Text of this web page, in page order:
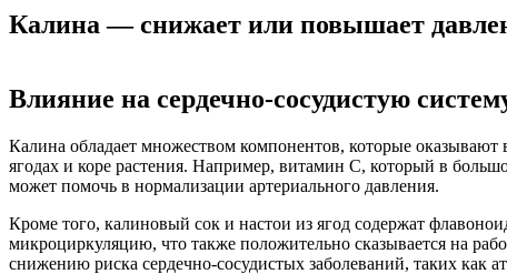
Калина — снижает или повышает
Влияние на сердечно-сосудистую
Калина обладает множеством компонентов, которые
ягодах и коре растения. Например, витамин C, который в
может помочь в нормализации артериального давления.
Кроме того, калиновый сок и настои из ягод содержат
микроциркуляцию, что также положительно сказывается на
снижению риска сердечно-сосудистых заболеваний, таких как